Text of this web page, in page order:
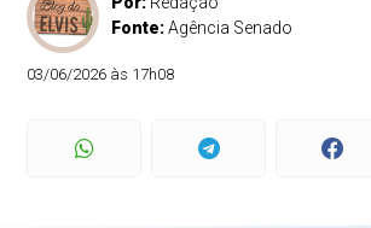
Fonte:Agência Senado
03/06/2026 às 17h08